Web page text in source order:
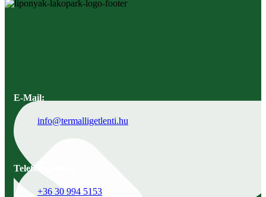
E-Mail:
info@termalligetlenti.hu
Telefonnummer:
+36 30 994 5153